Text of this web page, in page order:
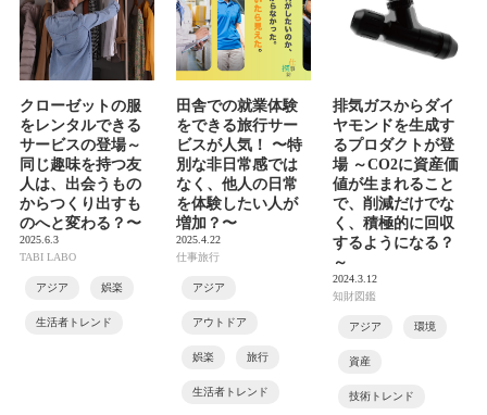
クローゼットの服
をレンタルできる
サービスの登場～
同じ趣味を持つ友
人は、出会うもの
からつくり出すも
のへと変わる？〜
2025.6.3
TABI LABO
アジア 娯楽
生活者トレンド
田舎での就業体験
をできる旅行サー
ビスが人気！ 〜特
別な非日常感では
なく、他人の日常
を体験したい人が
増加？〜
2025.4.22
仕事旅行
アジア
アウトドア
娯楽 旅行
生活者トレンド
排気ガスからダイ
ヤモンドを生成す
るプロダクトが登
場 ～CO2に資産価
値が生まれること
で、削減だけでな
く、積極的に回収
するようになる？
～
2024.3.12
知財図鑑
アジア 環境
資産
技術トレンド